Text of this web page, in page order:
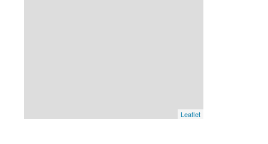
Leaflet